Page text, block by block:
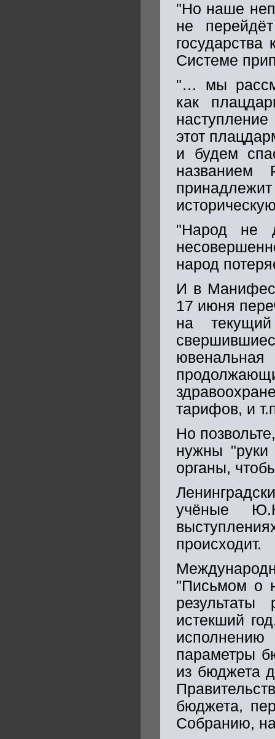
"Но наше
не
Системе
"… мы
как
этот
и будем
названием
"Народ не
народ
И в
17 июня
на
тарифов, и
Но
нужны "руки
органы,
учёные
происходит.
"Письмом о
истекший
параметры
из бюджета
бюджета,
Собранию,